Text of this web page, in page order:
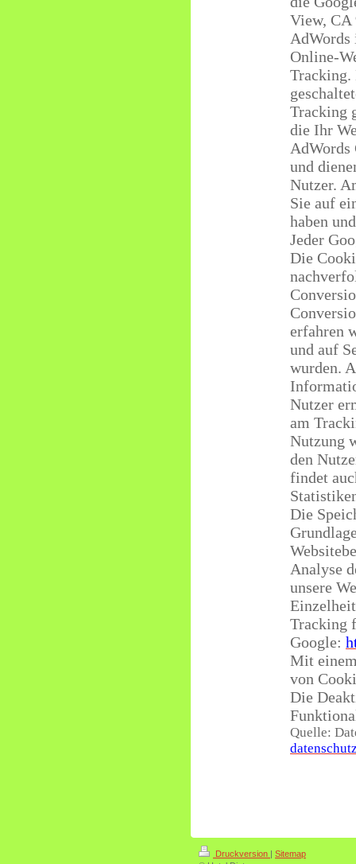
View, CA
AdWords
Online-
Tracking.
Tracking
die Ihr
und
Nutzer.
Sie auf
haben
Jeder
Die
erfahren
und auf
wurden.
Nutzer
am
Nutzung
den
findet
Die
Analyse
unsere
Tracking
Google:
Mit
von
Die
Quelle:
Druckversion | Sitemap